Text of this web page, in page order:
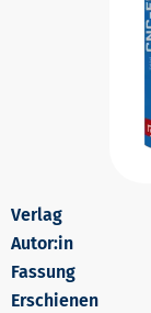
Autor:in
Erschienen